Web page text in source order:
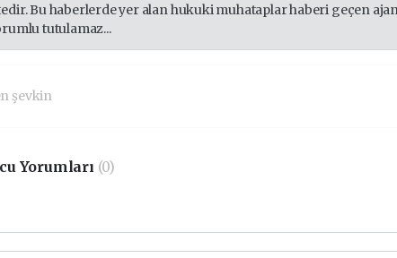
Bu haberlerde yer alan hukuki muhataplar haberi geçen
tutulamaz...
şevkin
Yorumları (0)